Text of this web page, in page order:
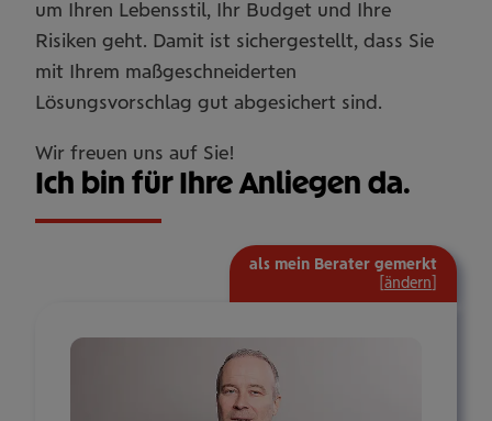
um Ihren Lebensstil, Ihr Budget und Ihre
Risiken geht. Damit ist sichergestellt, dass Sie
mit Ihrem maßgeschneiderten
Lösungsvorschlag gut abgesichert sind.
Wir freuen uns auf Sie!
Ich bin für Ihre Anliegen da.
als mein Berater gemerkt
ändern